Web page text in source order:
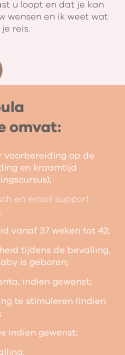
u loopt en dat je kan
wensen en ik weet wat
reis.
omvat:
voorbereiding op de
en kraamtijd
en email support
vanaf 37 weken tot 42;
tijdens de bevalling,
is geboren;
indien gewenst;
te stimuleren (indien
indien gewenst;